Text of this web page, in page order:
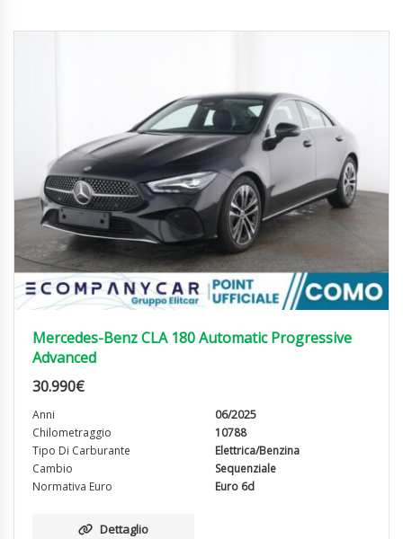
Mercedes-Benz CLA 180 Automatic Progressive
Advanced
30.990€
Anni
06/2025
Chilometraggio
10788
Tipo Di Carburante
Elettrica/Benzina
Cambio
Sequenziale
Normativa Euro
Euro 6d
Dettaglio